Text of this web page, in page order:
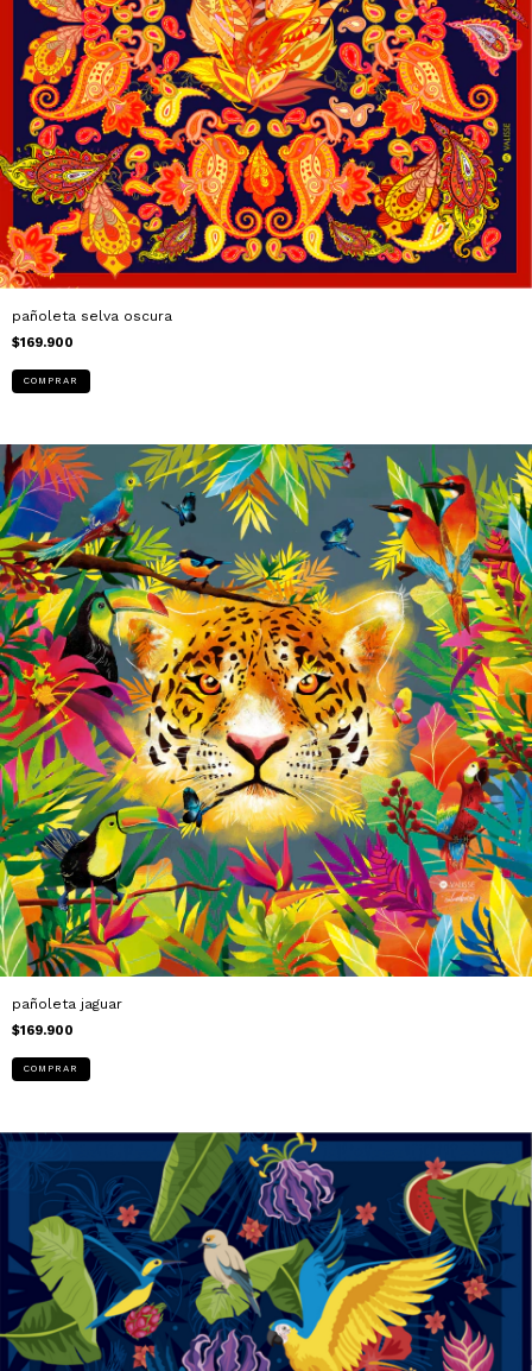
pañoleta selva oscura
$169.900
pañoleta jaguar
$169.900